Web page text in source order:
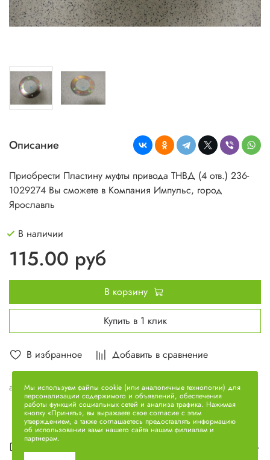
В избранное Добавить в сравнение
арт.236-1029274
Описание
Приобрести Пластину муфты привода ТНВД (4 отв.) 236-
1029274 Вы сможете в Компания Импульс, город
Ярославль
В наличии
115.00 руб
В корзину
Купить в 1 клик
Описание
Мы используем файлы cookie (или аналогичные технологии) для
персонализации содержимого и объявлений, обеспечения
работы функций социальных сетей и анализа трафика. Нажимая
кнопку «Принять», вы выражаете свое согласие с этим
утверждением, а также соглашаетесь предоставлять информацию
об использовании вами нашего сайта нашим филиалам и
партнерам.